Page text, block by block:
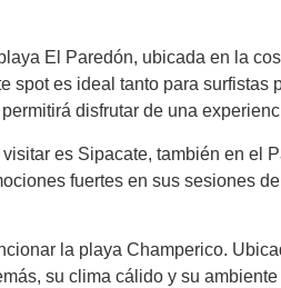
El Paredón, ubicada en la
spot es ideal tanto para
disfrutar de una
es Sipacate, también en el
fuertes en sus sesiones
la playa Champerico.
su clima cálido y su